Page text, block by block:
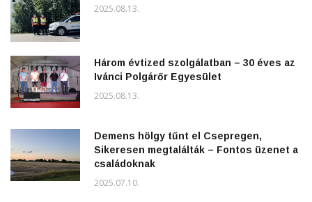
2025.08.13.
Három évtized szolgálatban – 30 éves az
Ivánci Polgárőr Egyesület
2025.08.13.
Demens hölgy tűnt el Csepregen,
Sikeresen megtalálták – Fontos üzenet a
családoknak
2025.07.10.